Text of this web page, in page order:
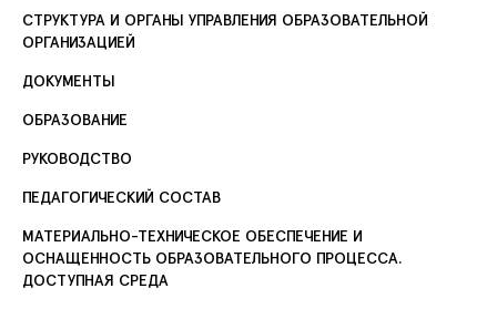
СТРУКТУРА И ОРГАНЫ УПРАВЛЕНИЯ ОБРАЗОВАТЕЛЬНОЙ
ОРГАНИЗАЦИЕЙ
ДОКУМЕНТЫ
ОБРАЗОВАНИЕ
РУКОВОДСТВО
ПЕДАГОГИЧЕСКИЙ СОСТАВ
МАТЕРИАЛЬНО-ТЕХНИЧЕСКОЕ ОБЕСПЕЧЕНИЕ И
ОСНАЩЕННОСТЬ ОБРАЗОВАТЕЛЬНОГО ПРОЦЕССА.
ДОСТУПНАЯ СРЕДА